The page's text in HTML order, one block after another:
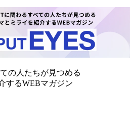
の人たちが見つめる
するWEBマガジン